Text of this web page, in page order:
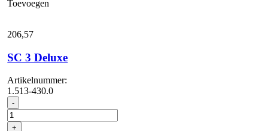
aantal
Toevoegen
206,57
SC 3 Deluxe
Artikelnummer:
1.513-430.0
- SC
3
Deluxe
+